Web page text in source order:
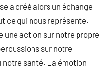
a créé alors un échange
ce qui nous représente.
une action sur notre propre
sur notre
santé. La émotion